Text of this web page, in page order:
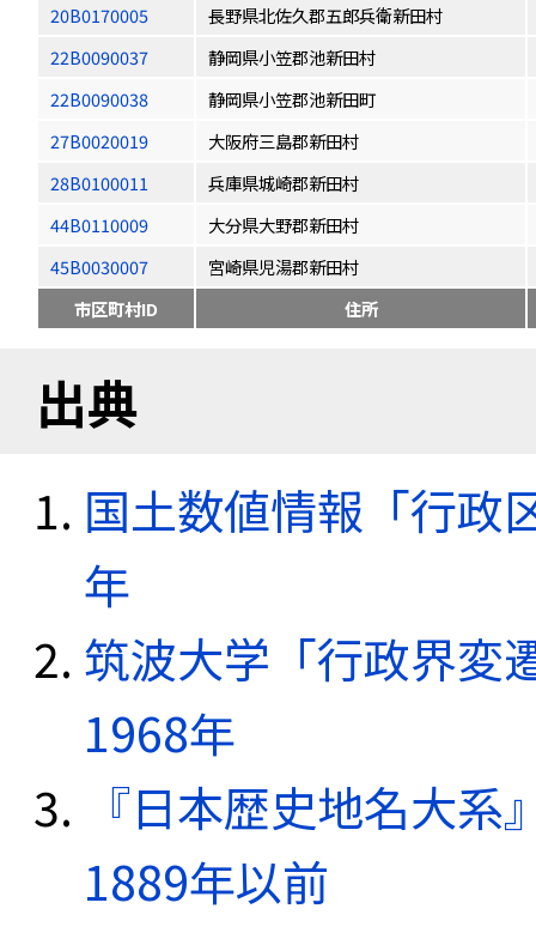
20B0170005
長野県北佐久郡五郎兵衛新田村
22B0090037
静岡県小笠郡池新田村
22B0090038
静岡県小笠郡池新田町
27B0020019
大阪府三島郡新田村
28B0100011
兵庫県城崎郡新田村
44B0110009
大分県大野郡新田村
45B0030007
宮崎県児湯郡新田村
市区町村ID
住所
出典
国土数値情報「行政
年
筑波大学「行政界変
1968年
『日本歴史地名大
1889年以前